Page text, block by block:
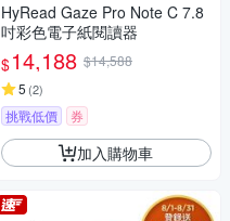
HyRead Gaze Pro Note C 7.8
吋彩色電子紙閱讀器
$14,188 $14,588
5 (2)
挑戰低價 券
加入購物車